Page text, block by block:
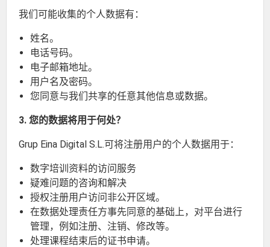
我们可能收集的个人数据有：
姓名。
电话号码。
电子邮箱地址。
用户名及密码。
您同意与我们共享的任意其他信息或数据。
3. 您的数据将用于何处？
Grup Eina Digital S.L.可将注册用户的个人数据用于：
数字培训资料的访问服务
疑难问题的咨询和解决
授权注册用户访问非公开区域。
在数据处理责任方事先同意的基础上，对平台进行
管理，例如注册、注销、修改等。
处理课程结束后的证书申请。